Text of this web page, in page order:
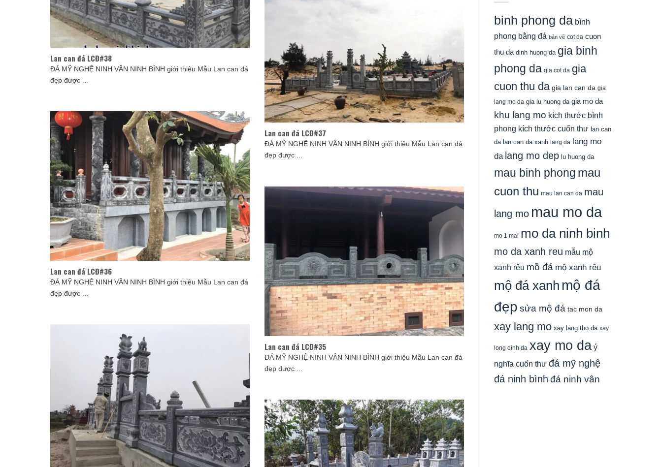
Lan can đá LCĐ#38
ĐÁ MỸ NGHỆ NINH VÂN NINH BÌNH giới thiệu Mẫu Lan can đá
đẹp được ...
Lan can đá LCĐ#37
ĐÁ MỸ NGHỆ NINH VÂN NINH BÌNH giới thiệu Mẫu Lan can đá
đẹp được ...
Lan can đá LCĐ#36
ĐÁ MỸ NGHỆ NINH VÂN NINH BÌNH giới thiệu Mẫu Lan can đá
đẹp được ...
Lan can đá LCĐ#35
ĐÁ MỸ NGHỆ NINH VÂN NINH BÌNH giới thiệu Mẫu Lan can đá
đẹp được ...
binh phong da bình
phong bằng đá bản vẽ cot da cuon
thu da dinh huong da gia binh
phong da gia cot da gia
cuon thu da gia lan can da gia
lang mo da gia lu huong da gia mo da
khu lang mo kích thước bình
phong kích thước cuốn thư lan can
da lan can da xanh lang da lang mo
da lang mo dep lu huong da
mau binh phong mau
cuon thu mau lan can da mau
lang mo mau mo da
mo 1 mai mo da ninh binh
mo da xanh reu mẫu mộ
xanh rêu mồ đá mộ xanh rêu
mộ đá xanh mộ đá
đẹp sửa mộ đá tac mon da
xay lang mo xay lang tho da xay
long dinh da xay mo da ý
nghĩa cuốn thư đá mỹ nghệ
đá ninh bình đá ninh vân